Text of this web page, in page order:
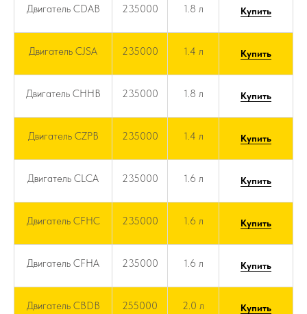
Двигатель CDAB 235000 1.8 л Купить
Двигатель CJSA 235000 1.4 л Купить
Двигатель CHHB 235000 1.8 л Купить
Двигатель CZPB 235000 1.4 л Купить
Двигатель CLCA 235000 1.6 л Купить
Двигатель CFHC 235000 1.6 л Купить
Двигатель CFHA 235000 1.6 л Купить
Двигатель CBDB 255000 2.0 л Купить